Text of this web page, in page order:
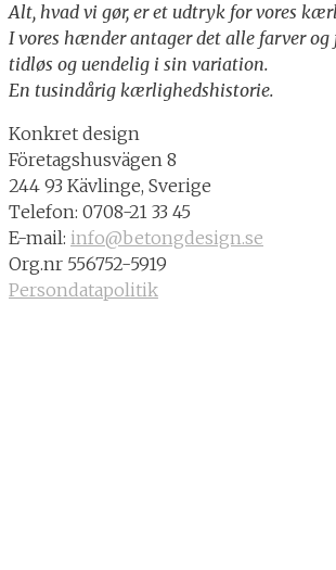
Alt, hvad vi gør, er et udtryk for vores
I vores hænder antager det alle farver og
tidløs og uendelig i sin variation.
En tusindårig kærlighedshistorie.
Konkret design
Företagshusvägen 8
244 93 Kävlinge, Sverige
Telefon: 0708-21 33 45
E-mail: info@betongdesign.se
Org.nr 556752-5919
Persondatapolitik